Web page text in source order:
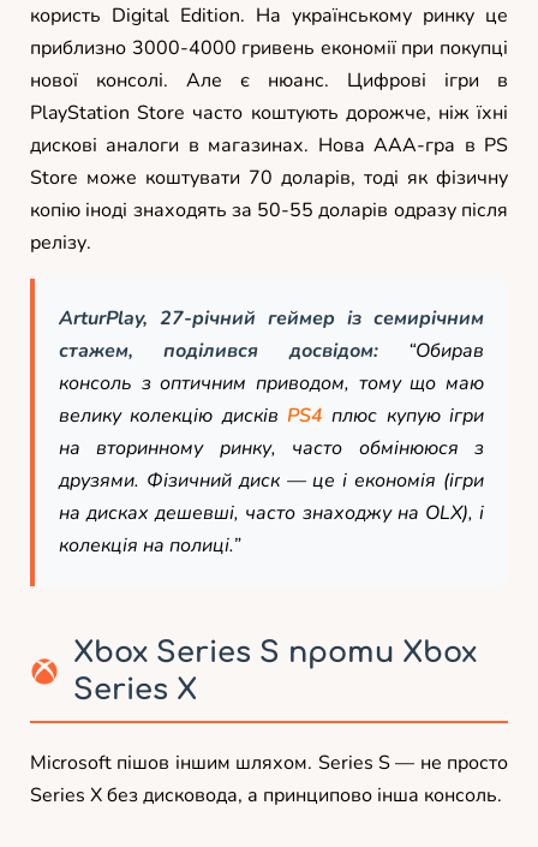
користь Digital Edition. На українському ринку це
приблизно 3000-4000 гривень економії при покупці
нової консолі. Але є нюанс. Цифрові ігри в
PlayStation Store часто коштують дорожче, ніж їхні
дискові аналоги в магазинах. Нова AAA-гра в PS
Store може коштувати 70 доларів, тоді як фізичну
копію іноді знаходять за 50-55 доларів одразу після
релізу.
ArturPlay, 27-річний геймер із семирічним
стажем, поділився досвідом:“Обирав
консоль з оптичним приводом, тому що маю
велику колекцію дисків PS4 плюс купую ігри
на вторинному ринку, часто обмінююся з
друзями. Фізичний диск — це і економія (ігри
на дисках дешевші, часто знаходжу на OLX), і
колекція на полиці.”
Xbox Series S проти Xbox
Series X
Microsoft пішов іншим шляхом. Series S — не просто
Series X без дисковода, а принципово інша консоль.